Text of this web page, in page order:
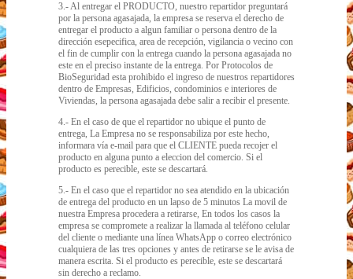
3.- Al entregar el PRODUCTO, nuestro repartidor preguntará
por la persona agasajada, la empresa se reserva el derecho de
entregar el producto a algun familiar o persona dentro de la
dirección esepecifica, area de recepción, vigilancia o vecino con
el fin de cumplir con la entrega cuando la persona agasajada no
este en el preciso instante de la entrega. Por Protocolos de
BioSeguridad esta prohibido el ingreso de nuestros repartidores
dentro de Empresas, Edificios, condominios e interiores de
Viviendas, la persona agasajada debe salir a recibir el presente.
4.- En el caso de que el repartidor no ubique el punto de
entrega, La Empresa no se responsabiliza por este hecho,
informara vía e-mail para que el CLIENTE pueda recojer el
producto en alguna punto a eleccion del comercio. Si el
producto es perecible, este se descartará.
5.- En el caso que el repartidor no sea atendido en la ubicación
de entrega del producto en un lapso de 5 minutos La movil de
nuestra Empresa procedera a retirarse, En todos los casos la
empresa se compromete a realizar la llamada al teléfono celular
del cliente o mediante una línea WhatsApp o correo electrónico
cualquiera de las tres opciones y antes de retirarse se le avisa de
manera escrita. Si el producto es perecible, este se descartará
sin derecho a reclamo.